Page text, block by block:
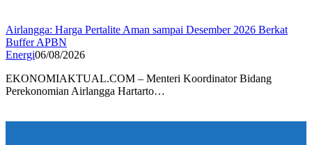
Airlangga: Harga Pertalite Aman sampai Desember 2026 Berkat
Buffer APBN
Energi06/08/2026
EKONOMIAKTUAL.COM – Menteri Koordinator Bidang
Perekonomian Airlangga Hartarto…